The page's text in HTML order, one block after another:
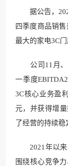
据公告，2021
四季度商品销
最大的家电3C
公司11月、
一季度
3C核心业务盈
元，并获得增
了经营的持续稳
2021年以来
围绕核心竞争